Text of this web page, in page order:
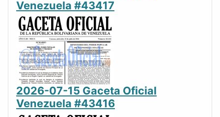
Venezuela #43417
2026-07-15 Gaceta Oficial
Venezuela #43416